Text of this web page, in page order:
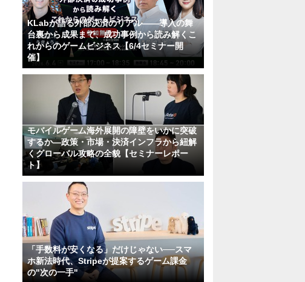
KLabが語る外部決済のリアル――導入の舞
台裏から成果まで、成功事例から読み解くこ
れからのゲームビジネス【6/4セミナー開
催】
モバイルゲーム海外展開の障壁をいかに突破
するか―政策・市場・決済インフラから紐解
くグローバル攻略の全貌【セミナーレポー
ト】
「手数料が安くなる」だけじゃない──スマ
ホ新法時代、Stripeが提案するゲーム課金
の"次の一手"